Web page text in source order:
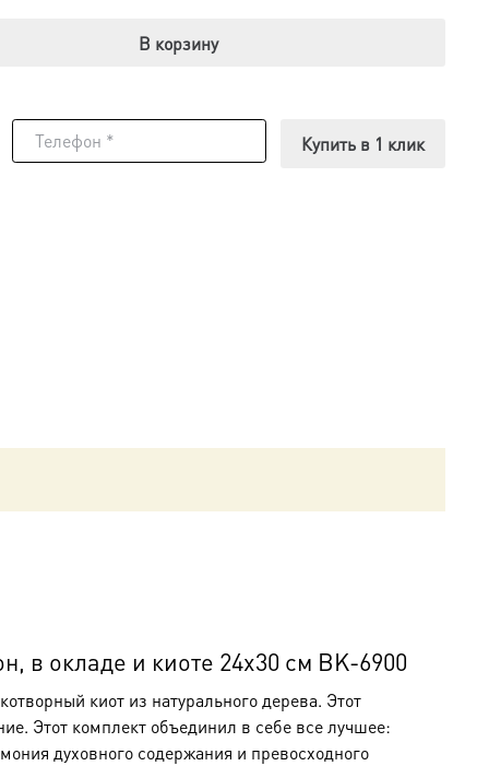
В корзину
Купить в 1 клик
в окладе и киоте 24х30 см BK-6900
киот из натурального дерева. Этот
Этот комплект объединил в себе все лучшее:
духовного содержания и превосходного